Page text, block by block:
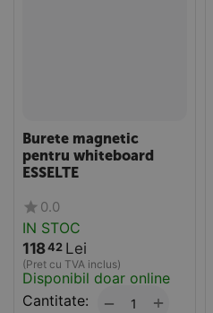
Burete magnetic
pentru whiteboard
ESSELTE
0.0
IN STOC
11842 Lei
(Pret cu TVA inclus)
Disponibil doar online
Cantitate:
+
−